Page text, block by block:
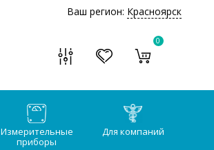
Ваш регион: Красноярск
0
Измерительные
приборы
Для компаний